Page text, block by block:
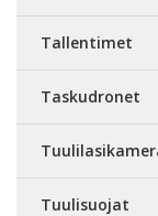
Tallentimet
Taskudronet
Tuulisuojat